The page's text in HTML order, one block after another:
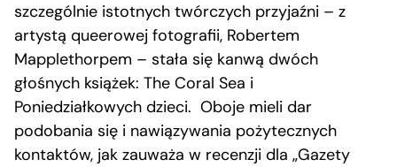
szczególnie istotnych twórczych przyjaźni – z
artystą queerowej fotografii, Robertem
Mapplethorpem – stała się kanwą dwóch
głośnych książek: The Coral Sea i
Poniedziałkowych dzieci. Oboje mieli dar
podobania się i nawiązywania pożytecznych
kontaktów, jak zauważa w recenzji dla „Gazety